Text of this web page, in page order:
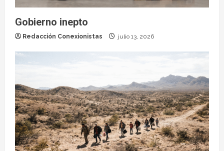
Gobierno inepto
Redacción Conexionistas julio 13, 2026